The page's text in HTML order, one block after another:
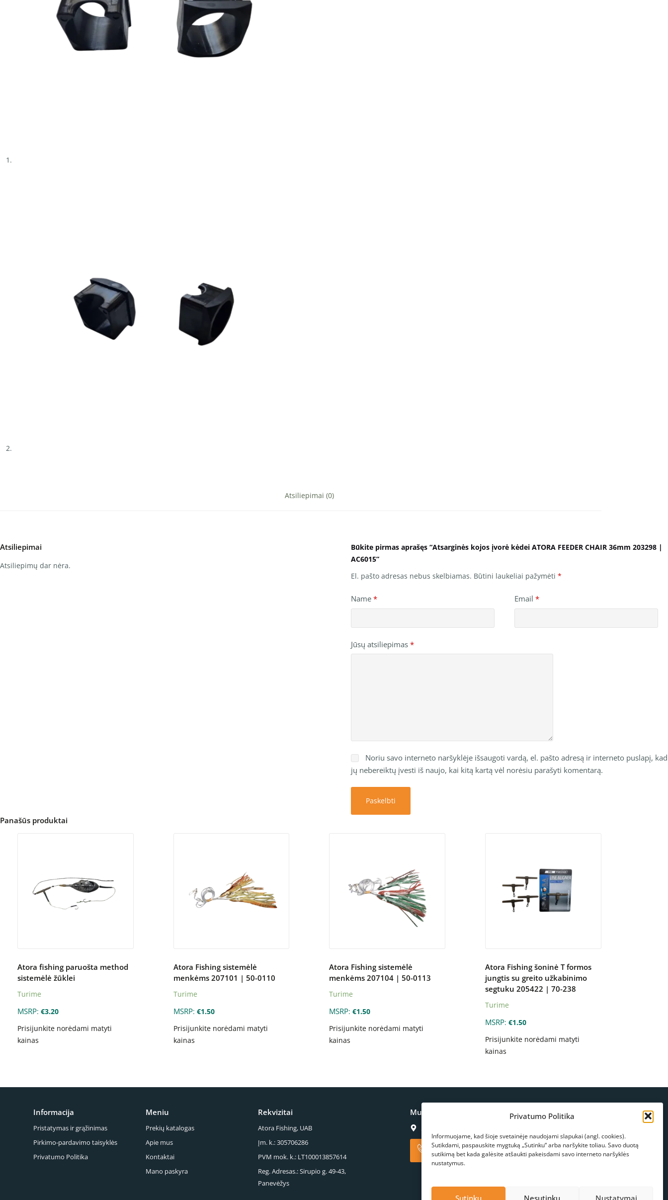
Privatumo Politika
Informuojame, kad šioje svetainėje naudojami slapukai (angl. cookies).
Sutikdami, paspauskite mygtuką „Sutinku“ arba naršykite toliau. Savo duotą
sutikimą bet kada galėsite atšaukti pakeisdami savo interneto naršyklės
nustatymus.
Sutinku Nesutinku Nustatymai
Atsiliepimai (0)
Atsiliepimai
Atsiliepimų dar nėra.
Būkite pirmas aprašęs “Atsarginės kojos įvorė kėdei ATORA FEEDER CHAIR 36mm 203298 |
AC6015”
El. pašto adresas nebus skelbiamas. Būtini laukeliai pažymėti *
Name* Email *
Jūsų atsiliepimas *
Noriu savo interneto naršyklėje išsaugoti vardą, el. pašto adresą ir interneto puslapį, kad
jų nebereiktų įvesti iš naujo, kai kitą kartą vėl norėsiu parašyti komentarą.
Paskelbti
Panašūs produktai
Atora fishing paruošta method
sistemėlė žūklei
Turime
MSRP: €3.20
Prisijunkite norėdami matyti
kainas
Atora Fishing sistemėlė
menkėms 207101 | 50-0110
Turime
MSRP: €1.50
Prisijunkite norėdami matyti
kainas
Atora Fishing sistemėlė
menkėms 207104 | 50-0113
Turime
MSRP:€1.50
Prisijunkite norėdami matyti
kainas
Atora Fishing šoninė T formos
jungtis su greito užkabinimo
segtuku 205422 | 70-238
Turime
MSRP: €1.50
Prisijunkite norėdami matyti
kainas
Informacija
Pristatymas ir grąžinimas
Pirkimo-pardavimo taisyklės
Privatumo Politika
Meniu
Prekių katalogas
Apie mus
Kontaktai
Mano paskyra
Rekvizitai
Atora Fishing, UAB
Įm. k.: 305706286
PVM mok. k.: LT100013857614
Reg. Adresas.: Sirupio g. 49-43,
Panevėžys
Mus galite rasti
S.Kerbedžio g. 23, Panevėžys
+370 678 03089
Paskambinkite mums
info@atorafishing.lt
Konsultacija